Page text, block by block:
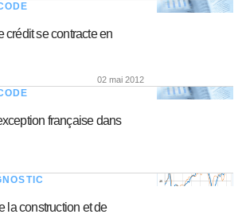
crédit se contracte en
02 mai 2012
française dans
la construction et de